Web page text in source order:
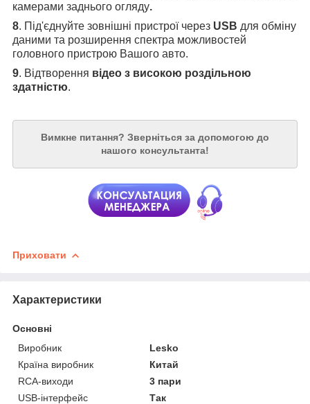
камерами заднього огляду.
8. Під'єднуйте зовнішні пристрої через USB для обміну
даними та розширення спектра можливостей
головного пристрою Вашого авто.
9. Відтворення відео з високою роздільною
здатністю.
Вимкне питання? Зверніться за допомогою до
нашого консультанта!
Приховати
Характеристики
Основні
Виробник
Lesko
Країна виробник
Китай
RCA-виходи
3 пари
USB-інтерфейс
Так